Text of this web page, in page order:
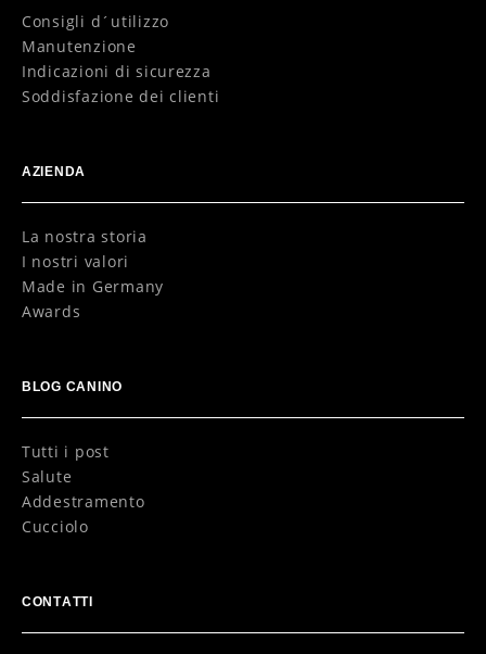
Consigli d´utilizzo
Manutenzione
Indicazioni di sicurezza
Soddisfazione dei clienti
AZIENDA
La nostra storia
I nostri valori
Made in Germany
Awards
BLOG CANINO
Tutti i post
Salute
Addestramento
Cucciolo
CONTATTI